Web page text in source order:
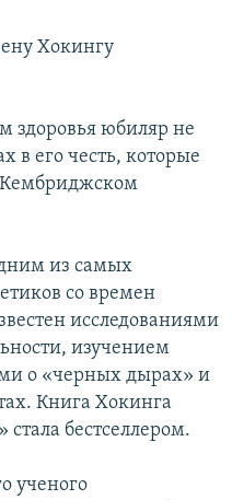
Хокингу
здоровья юбиляр не
в его честь, которые
Кембриджском
из самых
со времен
исследованиями
изучением
о «черных дырах» и
Книга Хокинга
бестселлером.
ученого